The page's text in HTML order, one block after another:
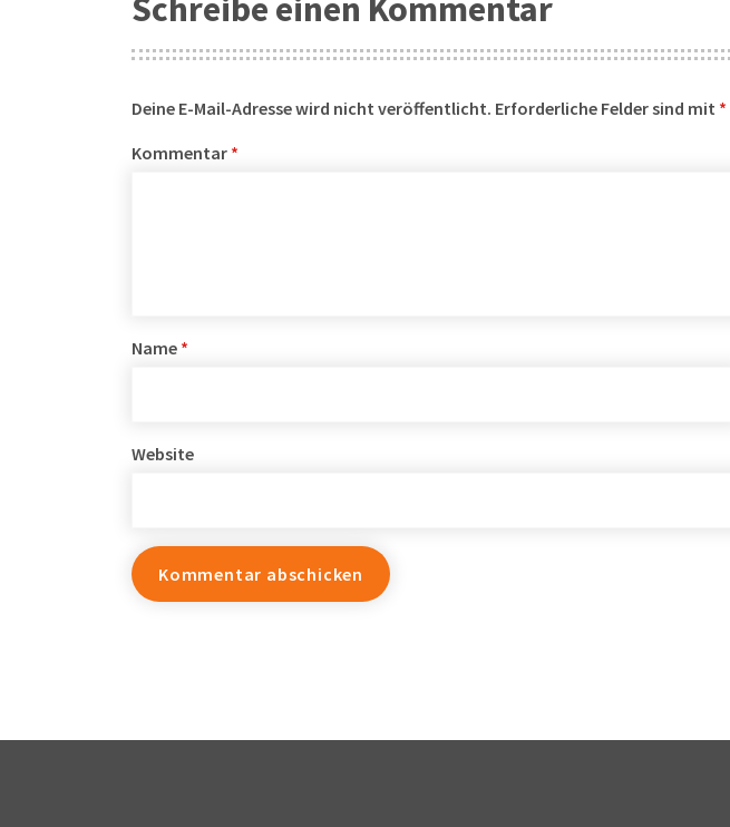
Schreibe einen Kommentar
Deine E-Mail-Adresse wird nicht veröffentlicht. Erforderliche Felder sind mit *
Kommentar *
Name *
Website